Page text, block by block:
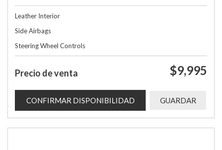
Leather Interior
Side Airbags
Steering Wheel Controls
Precio de venta $9,995
CONFIRMAR DISPONIBILIDAD GUARDAR